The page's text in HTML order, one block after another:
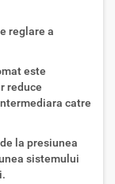
reglare a
este
reduce
catre
la presiunea
sistemului